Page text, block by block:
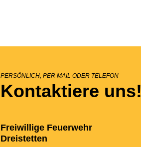
PERSÖNLICH, PER MAIL ODER TELEFON
Kontaktiere uns!
Freiwillige Feuerwehr
Dreistetten